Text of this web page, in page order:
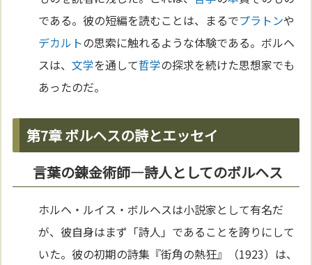
である。彼の短編を読むことは、まるでプラトンや
デカルトの思索に触れるような体験である。ボルヘ
スは、文学を通して哲学の探求を続けた思想家でも
あったのだ。
第7章 ボルヘスの詩とエッセイ
言葉の錬金術師—詩人としてのボルヘス
ホルヘ・ルイス・ボルヘスは小説家として有名だ
が、彼自身はまず「詩人」であることを誇りにして
いた。彼の初期の詩集『街角の熱狂』（1923）は、